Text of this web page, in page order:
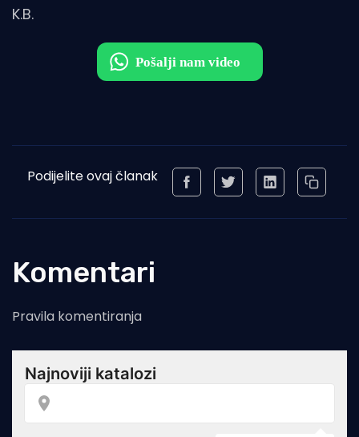
K.B.
Podijelite ovaj članak
Komentari
Pravila komentiranja